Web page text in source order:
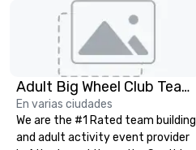
Adult Big Wheel Club Team Building & Custom Events
En varias ciudades
We are the #1 Rated team building
and adult activity event provider